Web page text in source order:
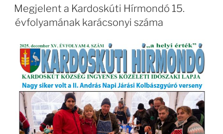
Megjelent a Kardoskúti Hírmondó 15.
évfolyamának karácsonyi száma